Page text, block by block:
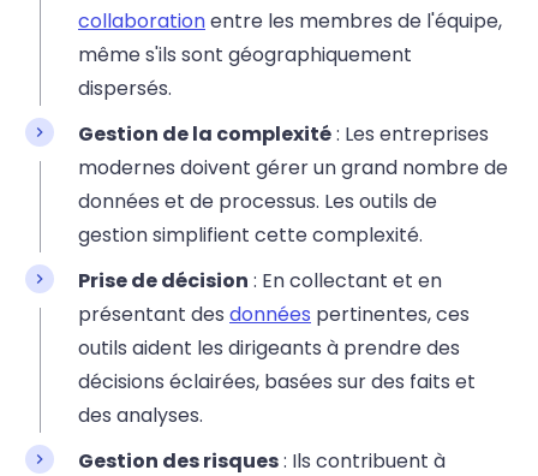
collaborationentre les membres de l'équipe,
même s'ils sont géographiquement
dispersés.
Gestion de la complexité: Les entreprises
modernes doivent gérer un grand nombre de
données et de processus. Les outils de
gestion simplifient cette complexité.
Prise de décision : En collectant et en
présentant des données pertinentes, ces
outils aident les dirigeants à prendre des
décisions éclairées, basées sur des faits et
des analyses.
Gestion des risques: Ils contribuent à